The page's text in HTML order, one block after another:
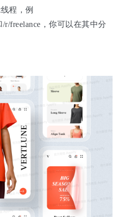
程，例
r/freelance，你可以在其中分